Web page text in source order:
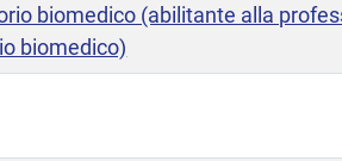
biomedico (abilitante alla
biomedico)